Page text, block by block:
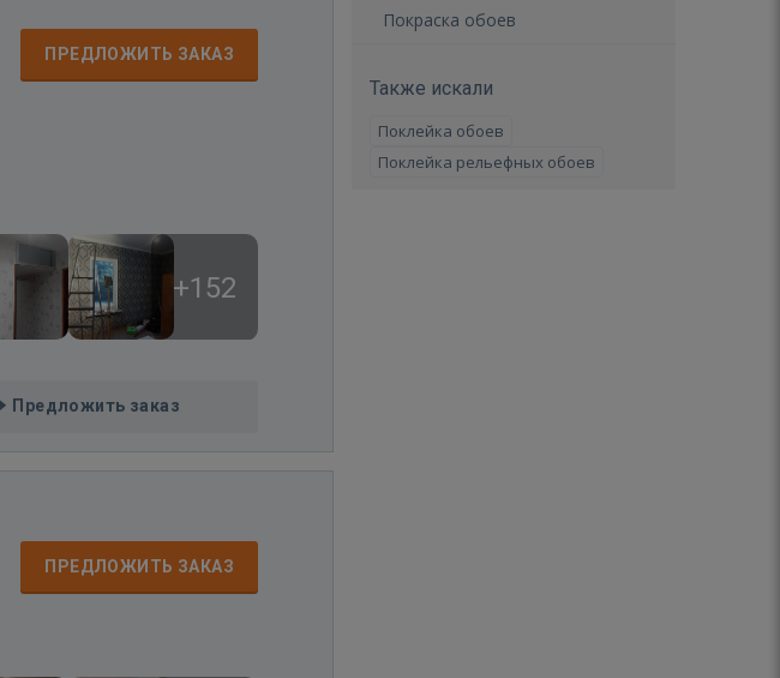
ПРЕДЛОЖИТЬ ЗАКАЗ
+152
Предложить заказ
ПРЕДЛОЖИТЬ ЗАКАЗ
Покраска обоев
Также искали
Поклейка обоев
Поклейка рельефных обоев